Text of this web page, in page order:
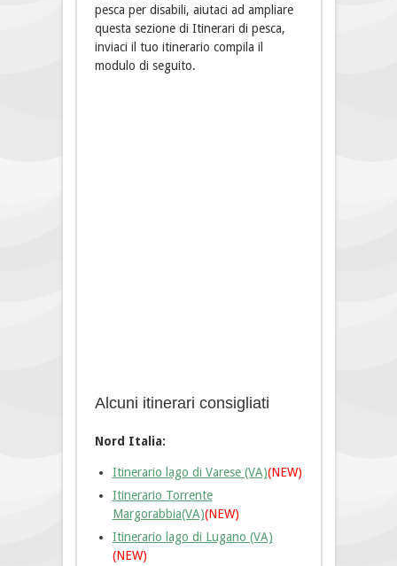
pesca per disabili, aiutaci ad ampliare
questa sezione di Itinerari di pesca,
inviaci il tuo itinerario compila il
modulo di seguito.
Alcuni itinerari consigliati
Nord Italia:
Itinerario lago di Varese (VA)(NEW)
Itinerario Torrente
Margorabbia(VA)(NEW)
Itinerario lago di Lugano (VA)
(NEW)